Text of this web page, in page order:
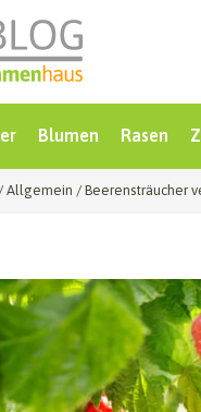
Blumen Rasen
/ Allgemein / Beerensträucher